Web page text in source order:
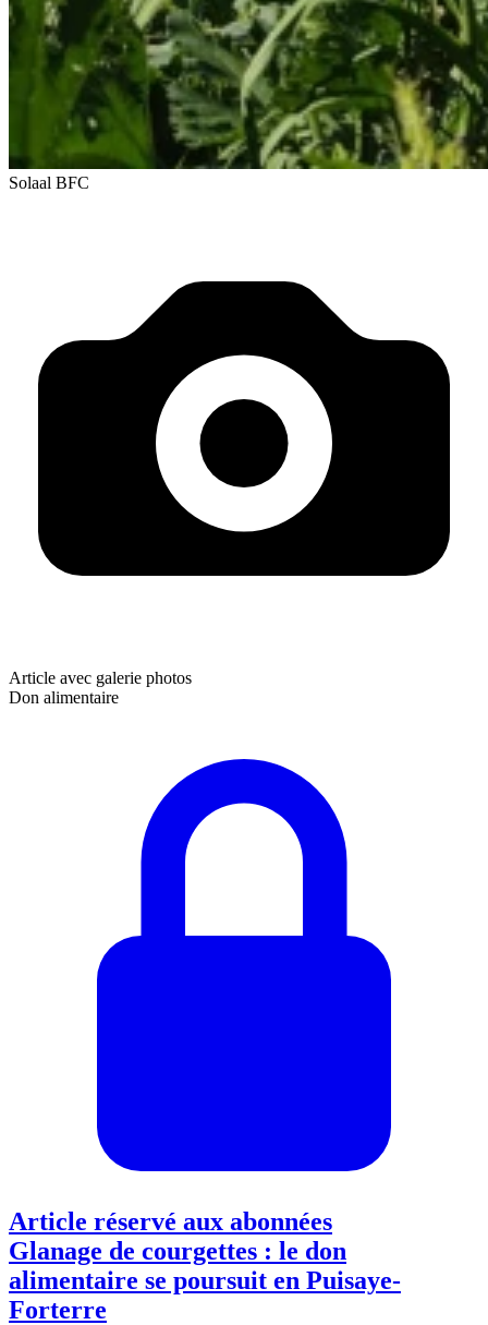
Solaal BFC
Article avec galerie photos
Don alimentaire
Article réservé aux abonnées
Glanage de courgettes : le don
alimentaire se poursuit en Puisaye-
Forterre